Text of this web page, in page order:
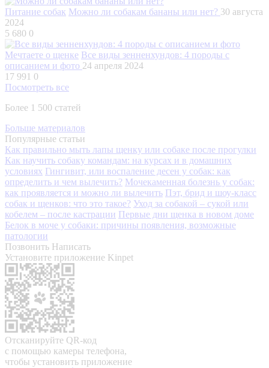
Питание собак Можно ли собакам бананы или нет? 30 августа
2024
5 680 0
Мечтаете о щенке Все виды зенненхундов: 4 породы с
описанием и фото 24 апреля 2024
17 991 0
Посмотреть все
Более 1 500 статей
Больше материалов
Популярные статьи
Как правильно мыть лапы щенку или собаке после прогулки
Как научить собаку командам: на курсах и в домашних
условиях Гингивит, или воспаление десен у собак: как
определить и чем вылечить? Мочекаменная болезнь у собак:
как проявляется и можно ли вылечить Пэт, брид и шоу-класс
собак и щенков: что это такое? Уход за собакой – сукой или
кобелем – после кастрации Первые дни щенка в новом доме
Белок в моче у собаки: причины появления, возможные
патологии
Позвонить Написать
Установите приложение Kinpet
Отсканируйте QR-код
с помощью камеры телефона,
чтобы установить приложение